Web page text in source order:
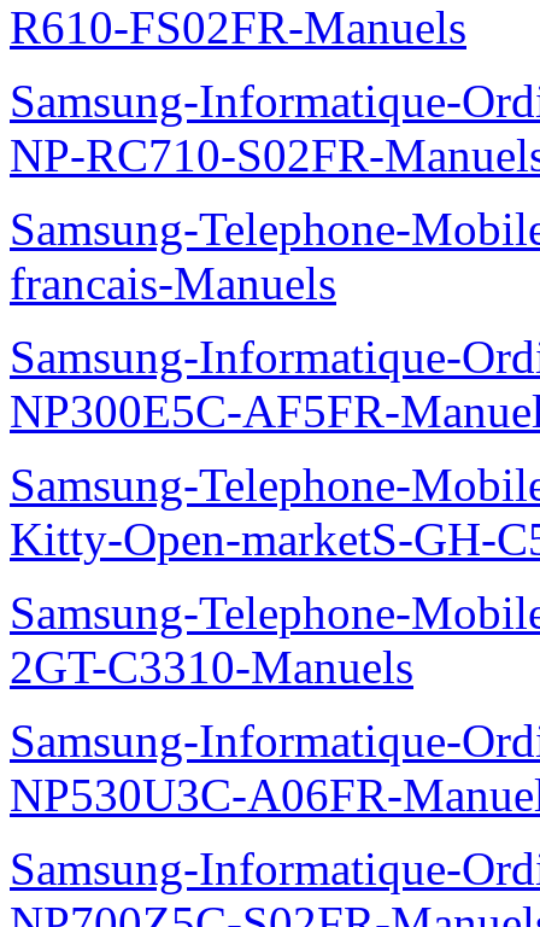
R610-FS02FR-Manuels
Samsung-Informatique-
NP-RC710-S02FR-
Samsung-Telephone-
francais-Manuels
Samsung-Informatique-
NP300E5C-AF5FR-
Samsung-Telephone-
Kitty-Open-marketS-GH-
Samsung-Telephone-
2GT-C3310-Manuels
Samsung-Informatique-
NP530U3C-A06FR-
Samsung-Informatique-